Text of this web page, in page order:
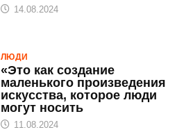
14.08.2024
ЛЮДИ
«Это как создание
маленького произведения
искусства, которое люди
могут носить
11.08.2024